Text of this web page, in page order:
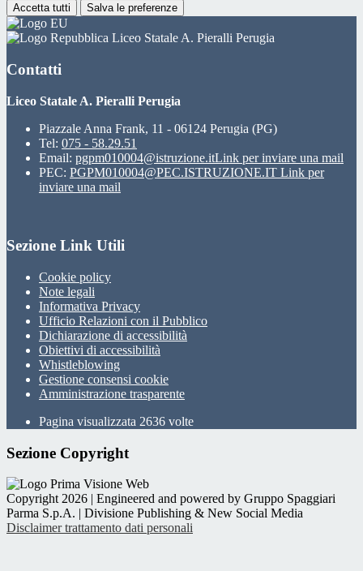
Accetta tutti Salva le preferenze
Liceo Statale A. Pieralli Perugia
Contatti
Liceo Statale A. Pieralli Perugia
Piazzale Anna Frank, 11 - 06124 Perugia (PG)
Tel: 075 - 58.29.51
Email: pgpm010004@istruzione.itLink per inviare una mail
PEC: PGPM010004@PEC.ISTRUZIONE.IT Link per
inviare una mail
Sezione Link Utili
Cookie policy
Note legali
Informativa Privacy
Ufficio Relazioni con il Pubblico
Dichiarazione di accessibilità
Obiettivi di accessibilità
Whistleblowing
Gestione consensi cookie
Amministrazione trasparente
Pagina visualizzata 2636 volte
Sezione Copyright
Copyright 2026 | Engineered and powered by Gruppo Spaggiari
Parma S.p.A. | Divisione Publishing & New Social Media
Disclaimer trattamento dati personali